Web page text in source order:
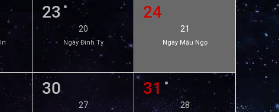
23
20
Ngày Đinh Tỵ
24
21
Ngày Mậu Ngọ
30
27
31
28